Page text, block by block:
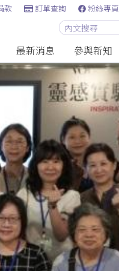
款 訂單查詢 粉絲專頁
最新消息 參與新知